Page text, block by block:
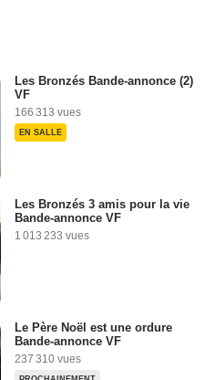
Les Bronzés Bande-annonce (2)
VF
166 313 vues
EN SALLE
Les Bronzés 3 amis pour la vie
Bande-annonce VF
1 013 233 vues
Le Père Noël est une ordure
Bande-annonce VF
237 310 vues